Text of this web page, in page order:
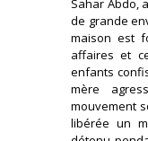
Sahar Abdo,
de grande
maison est
affaires et
enfants
mère
mouvement
libérée un